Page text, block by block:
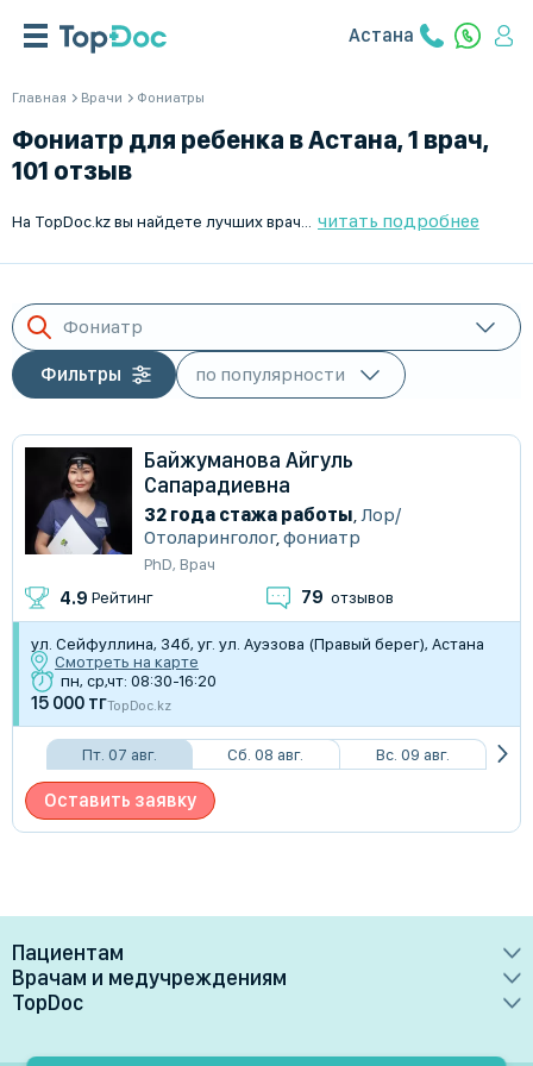
Астана
Главная Врачи Фониатры
Фониатр для ребенка в Астана, 1 врач,
101 отзыв
читать подробнее
Фониатр
Фильтры
Байжуманова Айгуль
Сапарадиевна
32 года стажа работы,Лор/
Отоларинголог,фониатр
PhD, Врач
4.9 Рейтинг 79 отзывов
ул. Сейфуллина, 34б, уг. ул. Ауэзова (Правый берег), Астана
Смотреть на карте
пн, ср,чт: 08:30-16:20
15 000 тгTopDoc.kz
Пт. 07 авг. Сб. 08 авг. Вс. 09 авг.
Оставить заявку
Пациентам
Врачи
Клиники
Врачам и медучреждениям
Преимущества
TopDoc